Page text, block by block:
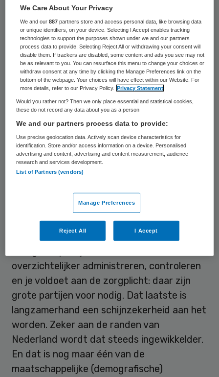
bedrag dat ongeveer nodig is om de
wankelende instelling Dokter Bosman op de
been te houden. Tijd voor een andere kijk op
controle en beheersing.
Onder de kop ‘Problemen in ggz komen door
groei aanbod lichte ggz-zorg’ vertelde
Wout Adema in Zorgvisie een interessant
verhaal. Stel dat deze 2.000 kleine
aanbieders jaarlijks gemiddeld 7.500 euro
declareren, dan kom je uit op die 15 miljoen.
Natuurlijk, een respectabel bedrag, dat
problemen bij grote zorginstellingen.
Uit zijn verhaal komt naar voren dat het
voor de zorgverzekeraars essentieel is om
overzichtelijker administreren, controleren
en je voldoet aan de zorgplicht: daar zijn
grote partijen voor nodig. Dat laatste is
langzamerhand een schijnzekerheid aan het
worden. Zeker aan de randen van
Nederland wordt dat steeds ingewikkelder.
En dat is nog maar één van de
maatschappelijke (demografische)
We Care About Your Privacy
We and our887 partners store and access personal data, like browsing data
or unique identifiers, on your device. Selecting I Accept enables tracking
technologies to support the purposes shown under we and our partners
process data to provide. Selecting Reject All or withdrawing your consent will
disable them. If trackers are disabled, some content and ads you see may not
be as relevant to you. You can resurface this menu to change your choices or
withdraw consent at any time by clicking the Manage Preferences link on the
bottom of the webpage. Your choices will have effect within our Website. For
more details, refer to our Privacy Policy.
Privacy Statement
Would you rather not? Then we only place essential and statistical cookies,
these do not record any data about you as a person
We and our partners process data to provide:
Use precise geolocation data. Actively scan device characteristics for
identification. Store and/or access information on a device. Personalised
advertising and content, advertising and content measurement, audience
research and services development.
List of Partners (vendors)
Manage Preferences
Reject All I Accept